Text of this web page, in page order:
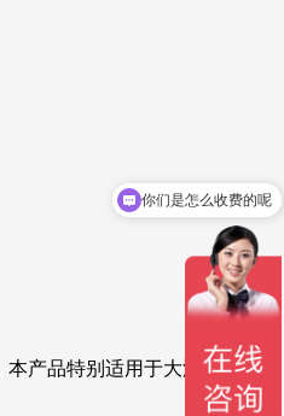
产品特别适用于大流量、低
现在有优惠活动吗